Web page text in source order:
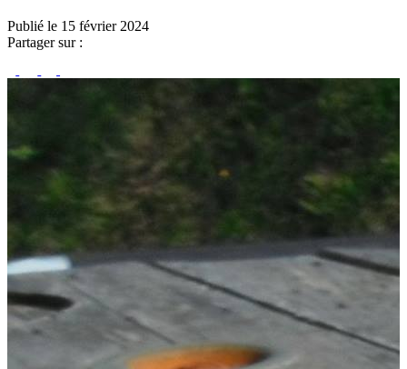
Publié le 15 février 2024
Partager sur :